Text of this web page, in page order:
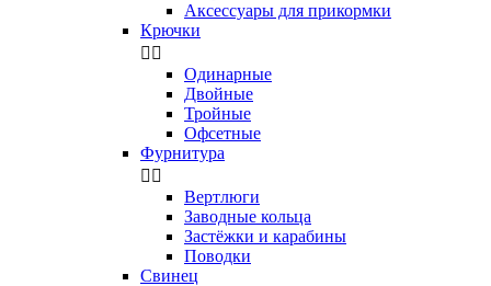
Аксессуары для прикормки
Крючки
 
Одинарные
Двойные
Тройные
Офсетные
Фурнитура
 
Вертлюги
Заводные кольца
Застёжки и карабины
Поводки
Свинец